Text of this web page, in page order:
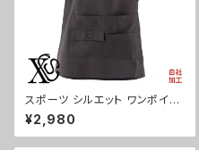
スポーツ シルエット ワンポイン
ト エプロン 刺繍 ワンピース レ
ディース 撥水加工 おしゃれ か
わいい 脇ボタン マタニティ ミド
¥2,980